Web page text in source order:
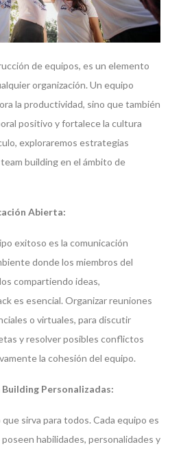
de equipos, es un elemento
organización. Un equipo
la productividad, sino que también
positivo y fortalece la cultura
exploraremos estrategias
building en el ámbito de
Abierta:
exitoso es la comunicación
donde los miembros del
compartiendo ideas,
es esencial. Organizar reuniones
o virtuales, para discutir
y resolver posibles conflictos
la cohesión del equipo.
Personalizadas:
sirva para todos. Cada equipo es
habilidades, personalidades y